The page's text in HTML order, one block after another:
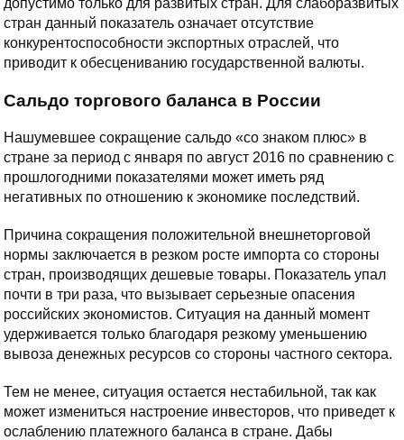
допустимо только для развитых стран. Для слаборазвитых
стран данный показатель означает отсутствие
конкурентоспособности экспортных отраслей, что
приводит к обесцениванию государственной валюты.
Сальдо торгового баланса в России
Нашумевшее сокращение сальдо «со знаком плюс» в
стране за период с января по август 2016 по сравнению с
прошлогодними показателями может иметь ряд
негативных по отношению к экономике последствий.
Причина сокращения положительной внешнеторговой
нормы заключается в резком росте импорта со стороны
стран, производящих дешевые товары. Показатель упал
почти в три раза, что вызывает серьезные опасения
российских экономистов. Ситуация на данный момент
удерживается только благодаря резкому уменьшению
вывоза денежных ресурсов со стороны частного сектора.
Тем не менее, ситуация остается нестабильной, так как
может измениться настроение инвесторов, что приведет к
ослаблению платежного баланса в стране. Дабы